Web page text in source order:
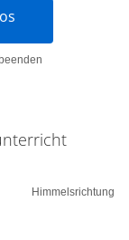
Himmelsrichtungen